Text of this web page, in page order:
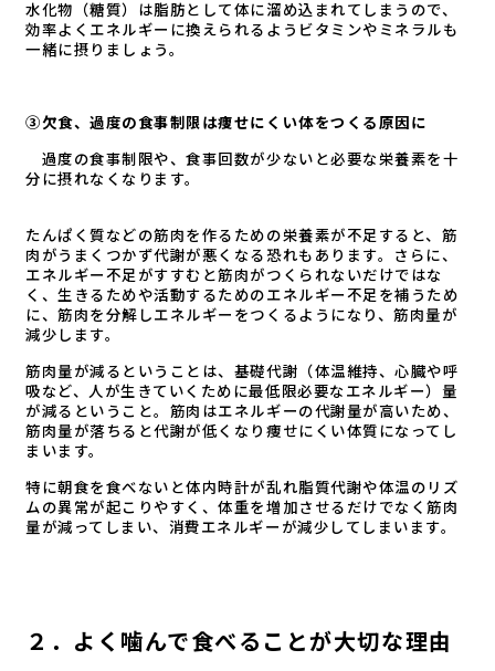
水化物（糖質）は脂肪として体に溜め込まれてしまうので、
効率よくエネルギーに換えられるようビタミンやミネラルも
一緒に摂りましょう。
③欠食、過度の食事制限は痩せにくい体をつくる原因に
過度の食事制限や、食事回数が少ないと必要な栄養素を十
分に摂れなくなります。
たんぱく質などの筋肉を作るための栄養素が不足すると、筋
肉がうまくつかず代謝が悪くなる恐れもあります。さらに、
エネルギー不足がすすむと筋肉がつくられないだけではな
く、生きるためや活動するためのエネルギー不足を補うため
に、筋肉を分解しエネルギーをつくるようになり、筋肉量が
減少します。
筋肉量が減るということは、基礎代謝（体温維持、心臓や呼
吸など、人が生きていくために最低限必要なエネルギー）量
が減るということ。筋肉はエネルギーの代謝量が高いため、
筋肉量が落ちると代謝が低くなり痩せにくい体質になってし
まいます。
特に朝食を食べないと体内時計が乱れ脂質代謝や体温のリズ
ムの異常が起こりやすく、体重を増加させるだけでなく筋肉
量が減ってしまい、消費エネルギーが減少してしまいます。
２．よく噛んで食べることが大切な理由